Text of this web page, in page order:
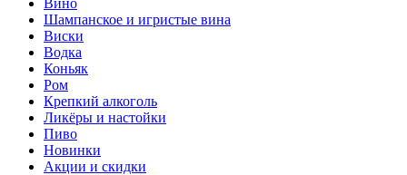
Вино
Шампанское и игристые вина
Виски
Водка
Коньяк
Ром
Крепкий алкоголь
Ликёры и настойки
Пиво
Новинки
Акции и скидки